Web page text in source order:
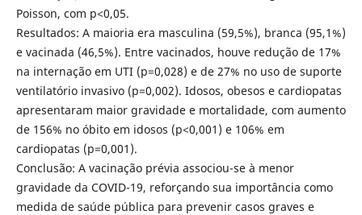
Poisson, com p<0,05.
Resultados: A maioria era masculina (59,5%), branca (95,1%)
e vacinada (46,5%). Entre vacinados, houve redução de 17%
na internação em UTI (p=0,028) e de 27% no uso de suporte
ventilatório invasivo (p=0,002). Idosos, obesos e cardiopatas
apresentaram maior gravidade e mortalidade, com aumento
de 156% no óbito em idosos (p<0,001) e 106% em
cardiopatas (p=0,001).
Conclusão: A vacinação prévia associou-se à menor
gravidade da COVID-19, reforçando sua importância como
medida de saúde pública para prevenir casos graves e